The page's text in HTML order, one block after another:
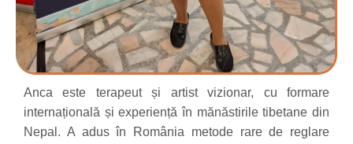
Anca este terapeut și artist vizionar, cu formare
internațională și experiență în mănăstirile tibetane din
Nepal. A adus în România metode rare de reglare